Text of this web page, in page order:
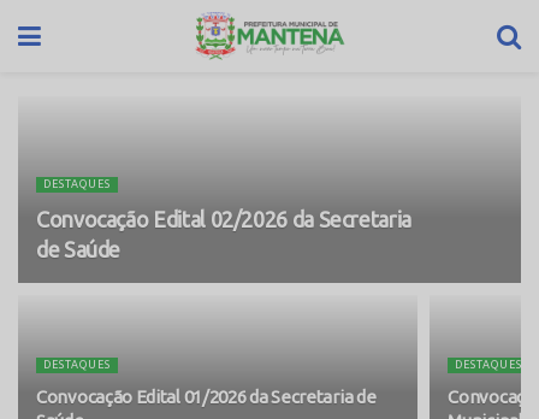
DESTAQUES
Convocação Edital 02/2026 da Secretaria
de Saúde
DESTAQUES
Convocação Edital 01/2026 da Secretaria de
DESTAQUES